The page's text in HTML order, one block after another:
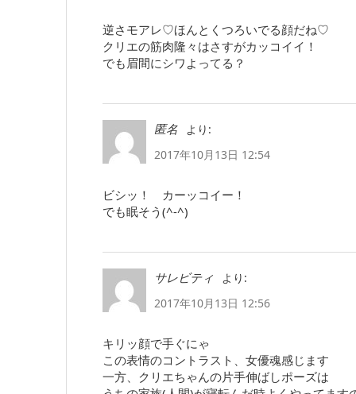
逆さモアレ♡ほんとくつろいでる顔だね♡
クリエの筋肉隆々はさすがカッコイイ！
でも眉間にシワよってる？
匿名
より:
2017年10月13日 12:54
ビシッ！ カーッコイー！
でも眠そう(^-^)
サレビティ
より:
2017年10月13日 12:56
キリッ顔で手ぐにゃ
この表情のコントラスト、女優魂感じます
一方、クリエちゃんの片手伸ばしポーズは